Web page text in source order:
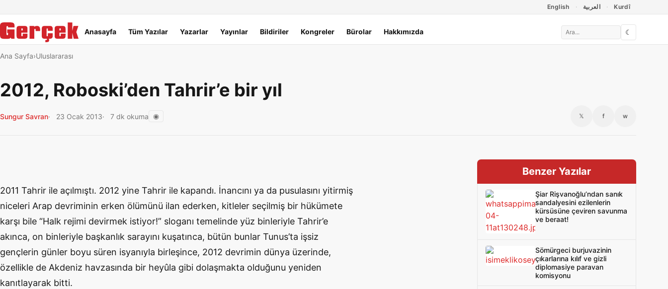
English العربية Kurdî
Ana menü
Anasayfa Tüm Yazılar Yazarlar Yayınlar Bildiriler Kongreler Bürolar Hakkımızda ☾
Ana Sayfa Uluslararası
2012, Roboski’den Tahrir’e bir yıl
Sungur Savran 23 Ocak 2013 7 dk okuma ◉ 𝕏 f w
2011 Tahrir ile açılmıştı. 2012 yine Tahrir ile kapandı. İnancını ya da pusulasını yitirmiş
niceleri Arap devriminin erken ölümünü ilan ederken, kitleler seçilmiş bir hükümete
karşı bile “Halk rejimi devirmek istiyor!” sloganı temelinde yüz binleriyle Tahrir’e
akınca, on binleriyle başkanlık sarayını kuşatınca, bütün bunlar Tunus’ta işsiz
gençlerin günler boyu süren isyanıyla birleşince, 2012 devrimin dünya üzerinde,
özellikle de Akdeniz havzasında bir heyûla gibi dolaşmakta olduğunu yeniden
kanıtlayarak bitti.
Benzer Yazılar
Şiar Rişvanoğlu’ndan sanık
sandalyesini ezilenlerin
kürsüsüne çeviren savunma
ve beraat!
Sömürgeci burjuvazinin
çıkarlarına kılıf ve gizli
diplomasiye paravan
komisyonu